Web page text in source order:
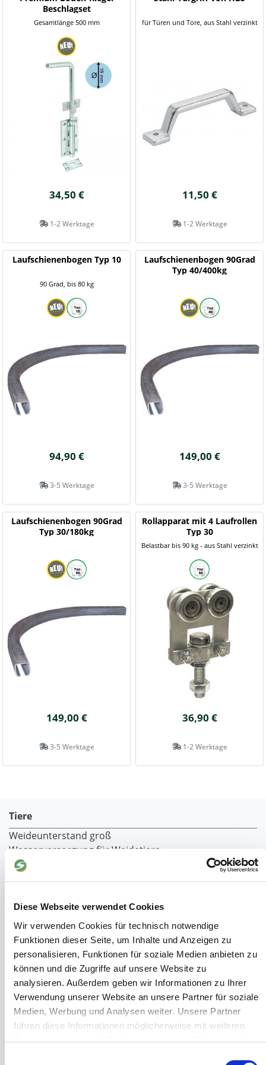
Diese Webseite verwendet Cookies
Wir verwenden Cookies für technisch notwendige
Funktionen dieser Seite, um Inhalte und Anzeigen zu
personalisieren, Funktionen für soziale Medien anbieten zu
können und die Zugriffe auf unsere Website zu
analysieren. Außerdem geben wir Informationen zu Ihrer
Verwendung unserer Website an unsere Partner für soziale
Medien, Werbung und Analysen weiter. Unsere Partner
führen diese Informationen möglicherweise mit weiteren
Daten zusammen, die Sie ihnen bereitgestellt haben oder
Beschlagset
Gesamtlänge 500 mm
34,50 €
1-2 Werktage
für Türen und Tore, aus Stahl verzinkt
11,50 €
1-2 Werktage
Laufschienenbogen Typ 10
90 Grad, bis 80 kg
94,90 €
3-5 Werktage
Laufschienenbogen 90Grad
Typ 40/400kg
149,00 €
3-5 Werktage
Laufschienenbogen 90Grad
Typ 30/180kg
149,00 €
3-5 Werktage
Rollapparat mit 4 Laufrollen
Typ 30
Belastbar bis 90 kg - aus Stahl verzinkt
36,90 €
1-2 Werktage
Tiere
Weideunterstand groß
Wasserversorgung für Weidetiere
Euronetz
Zubereitung Melasseschnitzel für Pferde
Grundlagen der Hühnerhaltung
Tiere Landwirtschaft
Desinfektionsmittel
Geflügeltränken Ratgeber
Milchfieberprophylaxe
Stallapotheke für Hühner
Saatgut für die Pferdeweide
Windschutzgewebe
Windschutznetze für Reithallen